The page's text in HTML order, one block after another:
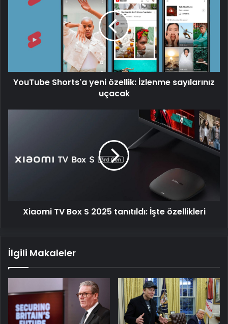
sayılarınız
uçacak
YouTube Shorts'a yeni özellik: İzlenme sayılarınız
uçacak
2025
Xiaomi TV Box S 2025 tanıtıldı: İşte özellikleri
İlgili Makaleler